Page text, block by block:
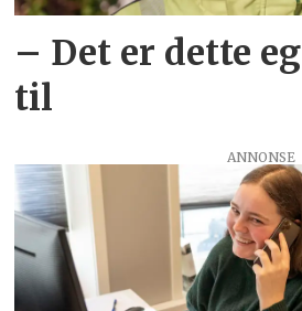
– Det er dette
til
ANNONSE